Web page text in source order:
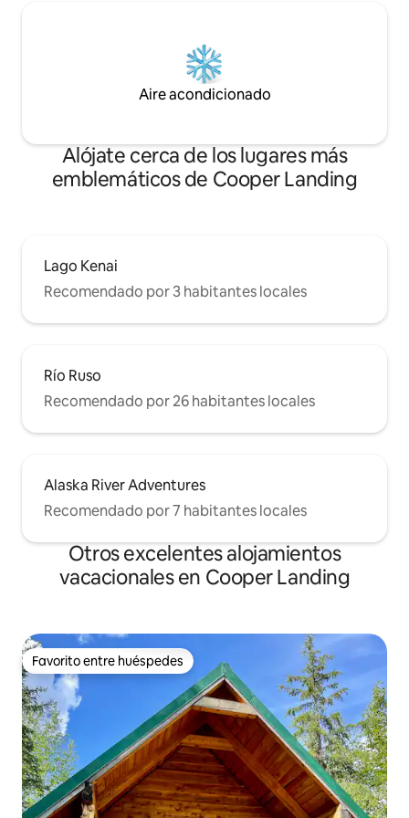
Aire acondicionado
Alójate cerca de los lugares más
emblemáticos de Cooper Landing
Lago Kenai
Recomendado por 3 habitantes locales
Río Ruso
Recomendado por 26 habitantes locales
Alaska River Adventures
Recomendado por 7 habitantes locales
Otros excelentes alojamientos
vacacionales en Cooper Landing
Favorito entre huéspedes
Favorito entre huéspedes